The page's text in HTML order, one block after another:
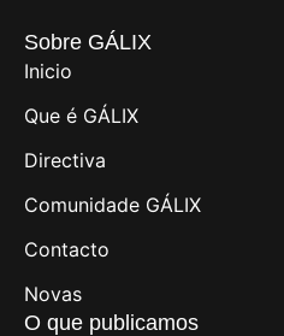
Sobre GÁLIX
Inicio
Que é GÁLIX
Directiva
Comunidade GÁLIX
Contacto
Novas
O que publicamos